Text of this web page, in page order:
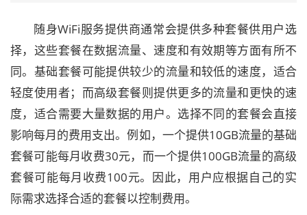
随身WiFi服务提供商通常会提供多种套餐供用户选
择，这些套餐在数据流量、速度和有效期等方面有所不
同。基础套餐可能提供较少的流量和较低的速度，适合
轻度使用者；而高级套餐则提供更多的流量和更快的速
度，适合需要大量数据的用户。选择不同的套餐会直接
影响每月的费用支出。例如，一个提供10GB流量的基础
套餐可能每月收费30元，而一个提供100GB流量的高级
套餐可能每月收费100元。因此，用户应根据自己的实
际需求选择合适的套餐以控制费用。